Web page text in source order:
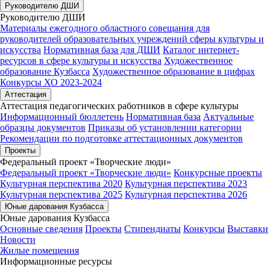
Руководителю ДШИ
Руководителю ДШИ
Материалы ежегодного областного совещания для
руководителей образовательных учреждений сферы культуры и
искусства Нормативная база для ДШИ Каталог интернет-
ресурсов в сфере культуры и искусства Художественное
образование Кузбасса Художественное образование в цифрах
Конкурсы ХО 2023-2024
Аттестация
Аттестация педагогических работников в сфере культуры
Информационный бюллетень Нормативная база Актуальные
образцы документов Приказы об установлении категории
Рекомендации по подготовке аттестационных документов
Проекты
Федеральный проект «Творческие люди»
Федеральный проект «Творческие люди» Конкурсные проекты
Культурная перспектива 2020 Культурная перспектива 2023
Культурная перспектива 2025 Культурная перспектива 2026
Юные дарования Кузбасса
Юные дарования Кузбасса
Основные сведения Проекты Стипендиаты Конкурсы Выставки
Новости
Жилые помещения
Информационные ресурсы